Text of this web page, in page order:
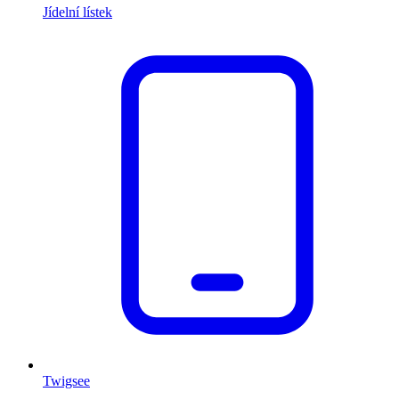
Jídelní lístek
Twigsee